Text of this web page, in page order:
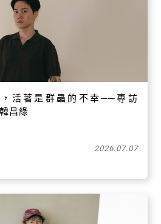
活著是群蟲的不幸──專訪
昌綠
2026.07.07